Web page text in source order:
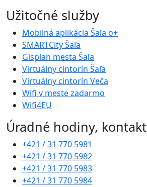
Užitočné služby
Mobilná aplikácia Šaľa o+
SMARTCity Šaľa
Gisplan mesta Šaľa
Virtuálny cintorín Šaľa
Virtuálny cintorín Veča
Wifi v meste zadarmo
Wifi4EU
Úradné hodiny, kontakt
+421 / 31 770 5981
+421 / 31 770 5982
+421 / 31 770 5983
+421 / 31 770 5984